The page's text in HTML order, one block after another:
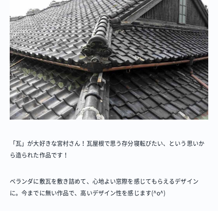
「瓦」が大好きな宮村さん！瓦屋根で思う存分寝転びたい、という思いか
ら造られた作品です！
ベランダに敷瓦を敷き詰めて、心地よい窓際を感じてもらえるデザイン
に。今までに無い作品で、高いデザイン性を感じます(^o^)